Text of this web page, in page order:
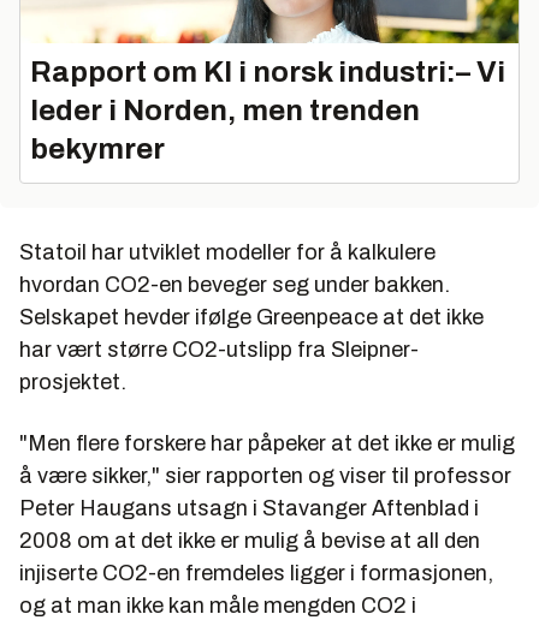
Rapport om KI i norsk industri:– Vi
leder i Norden, men trenden
bekymrer
Statoil har utviklet modeller for å kalkulere
hvordan CO2-en beveger seg under bakken.
Selskapet hevder ifølge Greenpeace at det ikke
har vært større CO2-utslipp fra Sleipner-
prosjektet.
"Men flere forskere har påpeker at det ikke er mulig
å være sikker," sier rapporten og viser til professor
Peter Haugans utsagn i Stavanger Aftenblad i
2008 om at det ikke er mulig å bevise at all den
injiserte CO2-en fremdeles ligger i formasjonen,
og at man ikke kan måle mengden CO2 i